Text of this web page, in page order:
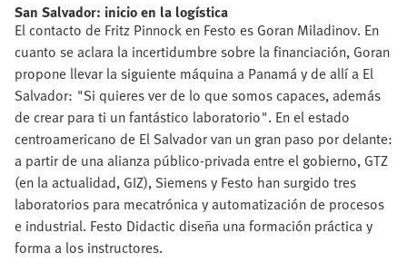
San Salvador: inicio en la logística
El contacto de Fritz Pinnock en Festo es Goran Miladinov. En
cuanto se aclara la incertidumbre sobre la financiación, Goran
propone llevar la siguiente máquina a Panamá y de allí a El
Salvador: "Si quieres ver de lo que somos capaces, además
de crear para ti un fantástico laboratorio". En el estado
centroamericano de El Salvador van un gran paso por delante:
a partir de una alianza público-privada entre el gobierno, GTZ
(en la actualidad, GIZ), Siemens y Festo han surgido tres
laboratorios para mecatrónica y automatización de procesos
e industrial. Festo Didactic diseña una formación práctica y
forma a los instructores.